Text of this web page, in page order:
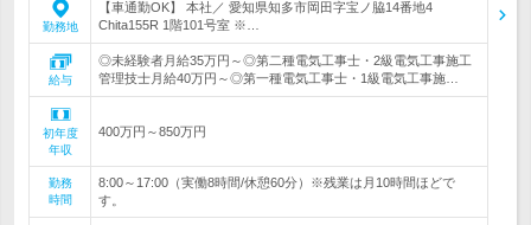
勤務地
【車通勤OK】 本社／ 愛知県知多市岡田字宝ノ脇14番地4
Chita155R 1階101号室 ※…
給与
◎未経験者月給35万円～◎第二種電気工事士・2級電気工事施工
管理技士月給40万円～◎第一種電気工事士・1級電気工事施…
初年度
年収
400万円～850万円
勤務
時間
8:00～17:00（実働8時間/休憩60分）※残業は月10時間ほどで
す。